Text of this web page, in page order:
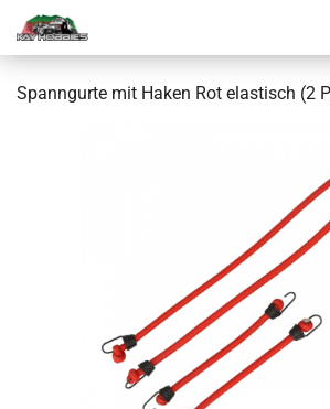
Spanngurte mit Haken Rot elastisch (2